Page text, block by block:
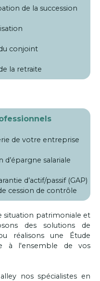
de la succession
conjoint
la retraite
de votre entreprise
d’épargne salariale
d’actif/passif (GAP)
cession de contrôle
situation patrimoniale et
des solutions de
réalisons une Étude
à l'ensemble de vos
nos spécialistes en